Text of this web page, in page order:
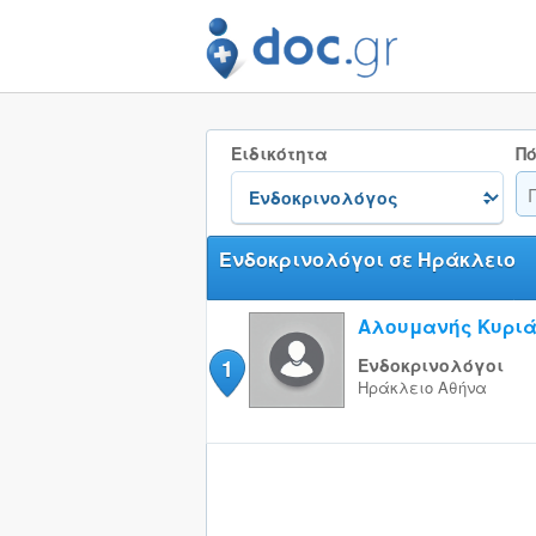
Ειδικότητα
Ενδοκρινολόγοι σε Ηράκλειο
1
Αλουμανής
Ενδοκρινολόγοι
Ηράκλειο Αθήνα